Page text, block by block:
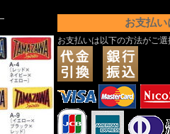
お支払
お支払いは以下の方法がご